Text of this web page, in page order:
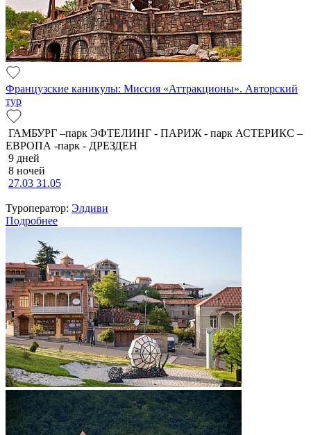
Французские каникулы: Миссия «Аттракционы». Авторский
тур
ГАМБУРГ –парк ЭФТЕЛИНГ - ПАРИЖ - парк АСТЕРИКС –
ЕВРОПА -парк - ДРЕЗДЕН
9 дней
8 ночей
27.03 31.05
Туроператор: Элдиви
Подробнее